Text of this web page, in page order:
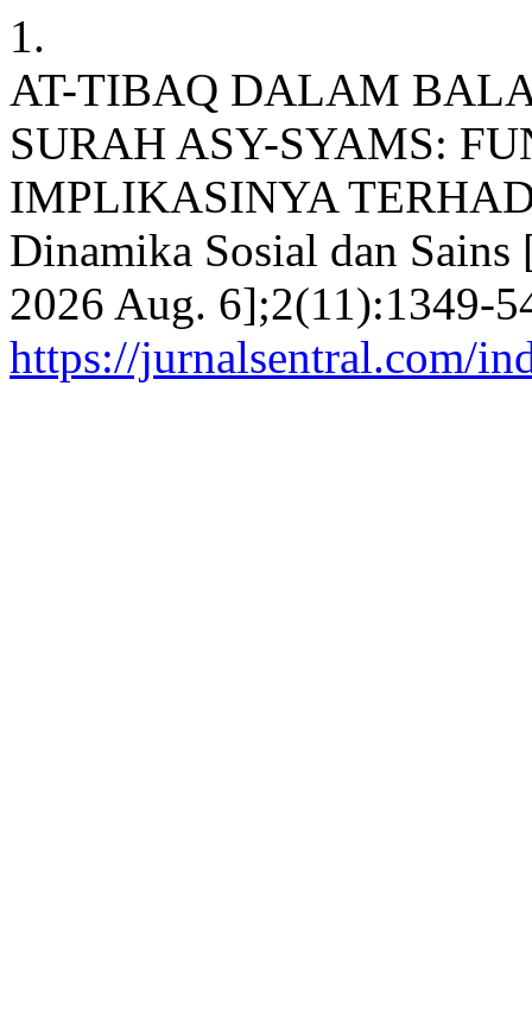
1.
AT-TIBAQ DALAM
SURAH ASY-SYAMS:
IMPLIKASINYA
Dinamika Sosial dan
2026 Aug. 6];2(11):1349-
https://jurnalsentral.com/